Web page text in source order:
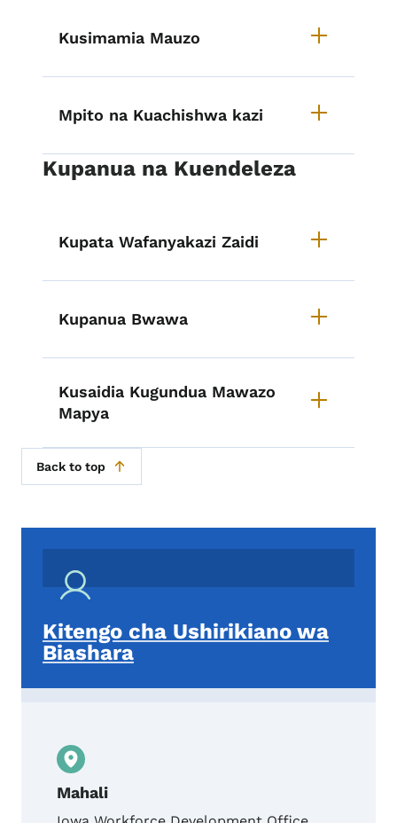
Kusimamia Mauzo
Mpito na Kuachishwa kazi
Kupanua na Kuendeleza
Kupata Wafanyakazi Zaidi
Kupanua Bwawa
Kusaidia Kugundua Mawazo
Mapya
Back to top
Kitengo cha Ushirikiano wa
Biashara
Mahali